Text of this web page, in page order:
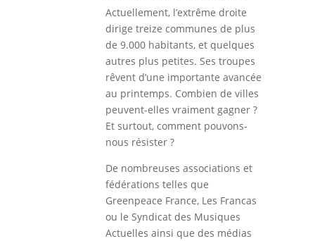
Actuellement, l’extrême droite
dirige treize communes de plus
de 9.000 habitants, et quelques
autres plus petites. Ses troupes
rêvent d’une importante avancée
au printemps. Combien de villes
peuvent-elles vraiment gagner ?
Et surtout, comment pouvons-
nous résister ?
De nombreuses associations et
fédérations telles que
Greenpeace France, Les Francas
ou le Syndicat des Musiques
Actuelles ainsi que des médias